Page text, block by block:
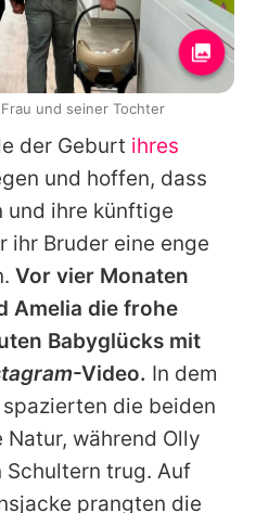
der Geburt ihres
und hoffen, dass
und ihre künftige
ihr Bruder eine enge
Vor vier Monaten
Amelia die frohe
Babyglücks mit
-Video. In dem
die beiden
während Olly
Schultern trug. Auf
prangten die
und seiner Tochter